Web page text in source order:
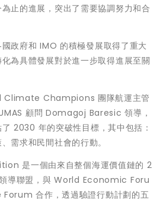
止的進展，突出了需要協調努力和合
政府和 IMO 的積極發展取得了重大
為具體發展對於進一步取得進展至關
Climate Champions 團隊航運主管
顧問 Domagoj Baresic 領導，
2030 年的突破性目標，其中包括：
需求和民間社會的行動。
是一個由來自整個海運價值鏈的 2
導聯盟，與 World Economic Foru
合作，透過驗證行動計劃的五